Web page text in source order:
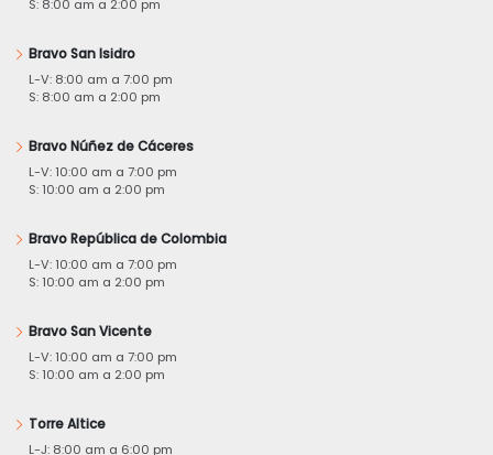
S: 8:00 am a 2:00 pm
Bravo San Isidro
L-V: 8:00 am a 7:00 pm
S: 8:00 am a 2:00 pm
Bravo Núñez de Cáceres
L-V: 10:00 am a 7:00 pm
S: 10:00 am a 2:00 pm
Bravo República de Colombia
L-V: 10:00 am a 7:00 pm
S: 10:00 am a 2:00 pm
Bravo San Vicente
L-V: 10:00 am a 7:00 pm
S: 10:00 am a 2:00 pm
Torre Altice
L-J: 8:00 am a 6:00 pm